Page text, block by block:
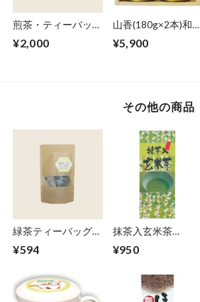
煎茶・ティーバッグ
¥2,000
山香(180g×2本)和紙
¥5,900
その他の商品
緑茶ティーバッグ
¥594
抹茶入玄米茶
¥950